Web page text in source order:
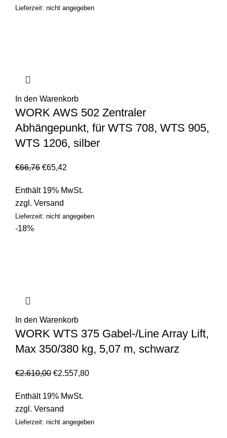
Lieferzeit: nicht angegeben
In den Warenkorb
WORK AWS 502 Zentraler
Abhängepunkt, für WTS 708, WTS 905,
WTS 1206, silber
€66,76 €65,42
Enthält 19% MwSt.
zzgl. Versand
Lieferzeit: nicht angegeben
-18%
In den Warenkorb
WORK WTS 375 Gabel-/Line Array Lift,
Max 350/380 kg, 5,07 m, schwarz
€2.610,00 €2.557,80
Enthält 19% MwSt.
zzgl. Versand
Lieferzeit: nicht angegeben